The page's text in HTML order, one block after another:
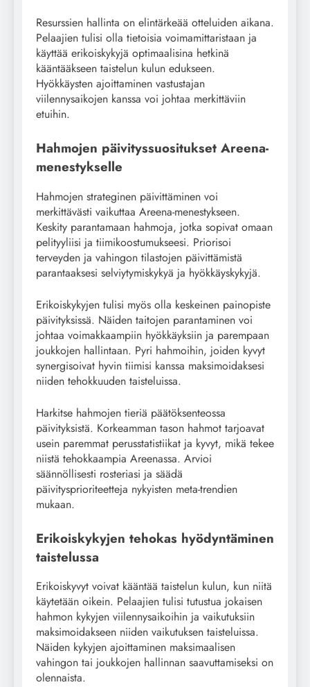
Resurssien hallinta on elintärkeää otteluiden aikana.
Pelaajien tulisi olla tietoisia voimamittaristaan ja
käyttää erikoiskykyjä optimaalisina hetkinä
kääntääkseen taistelun kulun edukseen.
Hyökkäysten ajoittaminen vastustajan
viilennysaikojen kanssa voi johtaa merkittäviin
etuihin.
Hahmojen päivityssuositukset Areena-
menestykselle
Hahmojen strateginen päivittäminen voi
merkittävästi vaikuttaa Areena-menestykseen.
Keskity parantamaan hahmoja, jotka sopivat omaan
pelityyliisi ja tiimikoostumukseesi. Priorisoi
terveyden ja vahingon tilastojen päivittämistä
parantaaksesi selviytymiskykyä ja hyökkäyskykyjä.
Erikoiskykyjen tulisi myös olla keskeinen painopiste
päivityksissä. Näiden taitojen parantaminen voi
johtaa voimakkaampiin hyökkäyksiin ja parempaan
joukkojen hallintaan. Pyri hahmoihin, joiden kyvyt
synergisoivat hyvin tiimisi kanssa maksimoidaksesi
niiden tehokkuuden taisteluissa.
Harkitse hahmojen tieriä päätöksenteossa
päivityksistä. Korkeamman tason hahmot tarjoavat
usein paremmat perusstatistiikat ja kyvyt, mikä tekee
niistä tehokkaampia Areenassa. Arvioi
säännöllisesti rosteriasi ja säädä
päivitysprioriteetteja nykyisten meta-trendien
mukaan.
Erikoiskykyjen tehokas hyödyntäminen
taistelussa
Erikoiskyvyt voivat kääntää taistelun kulun, kun niitä
käytetään oikein. Pelaajien tulisi tutustua jokaisen
hahmon kykyjen viilennysaikoihin ja vaikutuksiin
maksimoidakseen niiden vaikutuksen taisteluissa.
Näiden kykyjen ajoittaminen maksimaalisen
vahingon tai joukkojen hallinnan saavuttamiseksi on
olennaista.